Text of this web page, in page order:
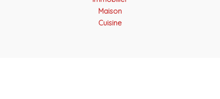
Maison
Cuisine